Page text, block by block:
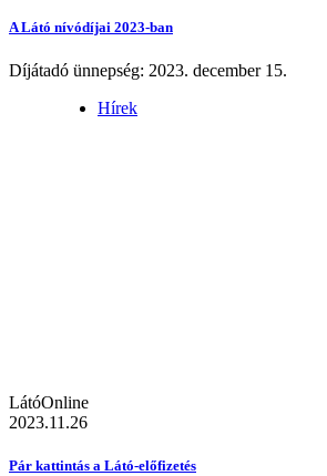
A Látó nívódíjai 2023-ban
Díjátadó ünnepség: 2023. december 15.
Hírek
LátóOnline
2023.11.26
Pár kattintás a Látó-előfizetés